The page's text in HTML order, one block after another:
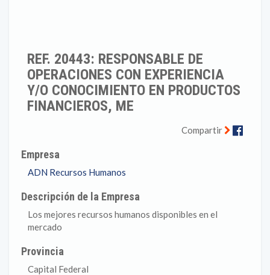
REF. 20443: RESPONSABLE DE
OPERACIONES CON EXPERIENCIA
Y/O CONOCIMIENTO EN PRODUCTOS
FINANCIEROS, ME
Compartir
Empresa
ADN Recursos Humanos
Descripción de la Empresa
Los mejores recursos humanos disponibles en el
mercado
Provincia
Capital Federal